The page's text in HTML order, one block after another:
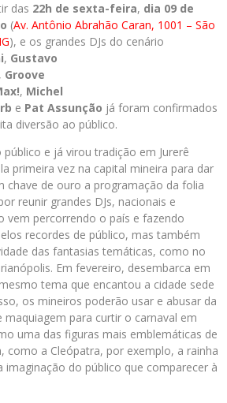
das 22h de sexta-feira, dia 09 de
(Av. Antônio Abrahão Caran, 1001 – São
), e os grandes DJs do cenário
, Gustavo
, Groove
, Michel
e Pat Assunção já foram confirmados
diversão ao público.
e já virou tradição em Jurerê
primeira vez na capital mineira para dar
chave de ouro a programação da folia
reunir grandes DJs, nacionais e
vem percorrendo o país e fazendo
recordes de público, mas também
das fantasias temáticas, como no
Em fevereiro, desembarca em
tema que encantou a cidade sede
os mineiros poderão usar e abusar da
maquiagem para curtir o carnaval em
uma das figuras mais emblemáticas de
como a Cleópatra, por exemplo, a rainha
imaginação do público que comparecer à